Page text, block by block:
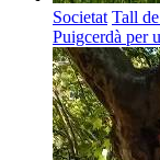
Societat Tall
Puigcerdà per